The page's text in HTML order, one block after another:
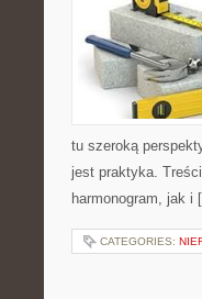
tu szeroką
jest praktyka.
harmonogram, jak i
CATEGORIES: